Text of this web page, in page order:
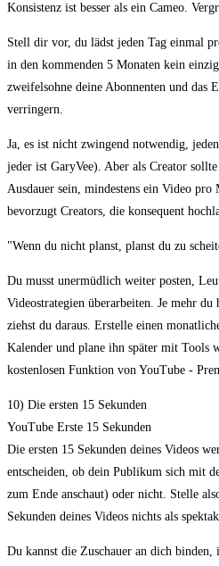
Konsistenz ist besser als ein Cameo.
Stell dir vor, du lädst jeden Tag einmal
in den kommenden 5 Monaten kein
zweifelsohne deine Abonnenten und das
verringern.
Ja, es ist nicht zwingend notwendig,
jeder ist GaryVee). Aber als Creator
Ausdauer sein, mindestens ein Video pro
bevorzugt Creators, die konsequent
"Wenn du nicht planst, planst du zu
Du musst unermüdlich weiter posten,
Videostrategien überarbeiten. Je mehr du
ziehst du daraus. Erstelle einen
Kalender und plane ihn später mit Tools
kostenlosen Funktion von YouTube -
10) Die ersten 15 Sekunden
YouTube Erste 15 Sekunden
Die ersten 15 Sekunden deines Videos
entscheiden, ob dein Publikum sich mit
zum Ende anschaut) oder nicht. Stelle
Sekunden deines Videos nichts als
Du kannst die Zuschauer an dich binden,